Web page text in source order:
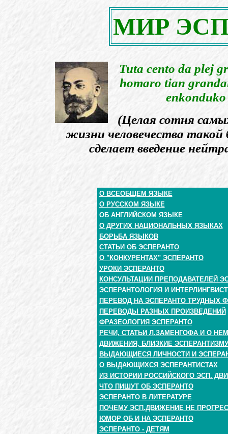
МИР
Tuta cento da plej
homaro tian
(Целая сотня
жизни человечества
сделает введение
О ВСЕОБЩЕМ ЯЗЫКЕ
О РУССКОМ ЯЗЫКЕ
ОБ АНГЛИЙСКОМ ЯЗЫКЕ
О ДРУГИХ НАЦИОНАЛЬНЫХ ЯЗЫКАХ
БОРЬБА ЯЗЫКОВ
СТАТЬИ ОБ ЭСПЕРАНТО
О "КОНКУРЕНТАХ" ЭСПЕРАНТО
УРОКИ ЭСПЕРАНТО
КОНСУЛЬТАЦИИ ПРЕПОДАВАТЕЛЕЙ
ЭСПЕРАНТОЛОГИЯ И
ПЕРЕВОД НА ЭСПЕРАНТО ТРУДНЫХ
ПЕРЕВОДЫ РАЗНЫХ ПРОИЗВЕДЕНИЙ
ФРАЗЕОЛОГИЯ ЭСПЕРАНТО
РЕЧИ, СТАТЬИ Л.ЗАМЕНГОФА И О НЕМ
ДВИЖЕНИЯ, БЛИЗКИЕ ЭСПЕРАНТИЗМУ
ВЫДАЮЩИЕСЯ ЛИЧНОСТИ И
О ВЫДАЮЩИХСЯ ЭСПЕРАНТИСТАХ
ИЗ ИСТОРИИ РОССИЙСКОГО ЭСП.
ЧТО ПИШУТ ОБ ЭСПЕРАНТО
ЭСПЕРАНТО В ЛИТЕРАТУРЕ
ПОЧЕМУ ЭСП.ДВИЖЕНИЕ НЕ
ЮМОР ОБ И НА ЭСПЕРАНТО
ЭСПЕРАНТО - ДЕТЯМ